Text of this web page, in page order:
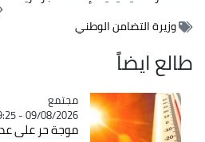
وزيرة التضامن الوطني
طالع ايضاً
Catégorie
مجتمع
09/08/2026 - 09:25
موجة حر على